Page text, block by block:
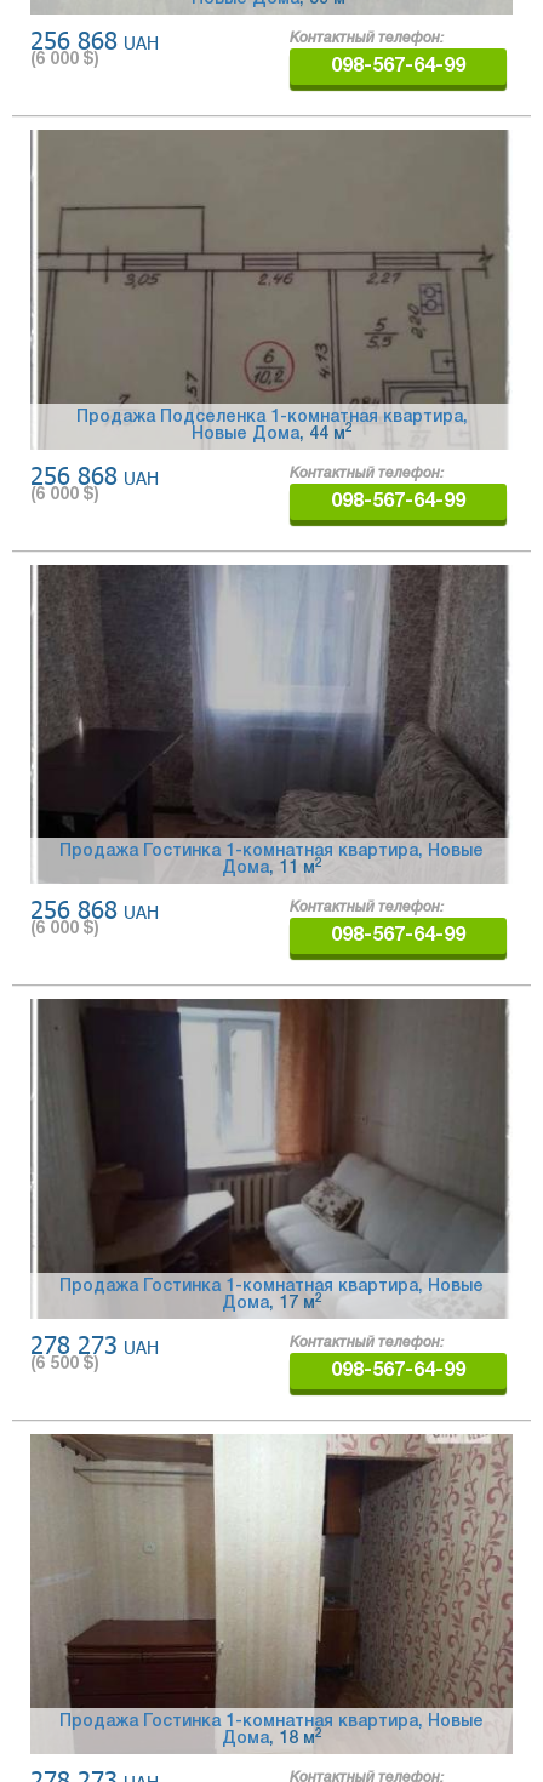
256 868 UAH
(6 000 $)
Контактный телефон:
098-567-64-99
Продажа Подселенка 1-комнатная квартира,
Новые Дома, 44 м2
256 868 UAH
(6 000 $)
Контактный телефон:
098-567-64-99
Продажа Гостинка 1-комнатная квартира, Новые
Дома, 11 м 2
256 868 UAH
(6 000 $)
Контактный телефон:
098-567-64-99
Продажа Гостинка 1-комнатная квартира, Новые
Дома, 17 м 2
278 273 UAH
(6 500 $)
Контактный телефон:
098-567-64-99
Продажа Гостинка 1-комнатная квартира, Новые
Дома, 18 м2
Контактный телефон: